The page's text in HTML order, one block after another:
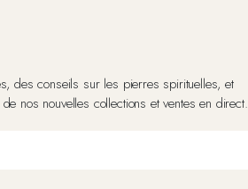
des conseils sur les pierres spirituelles, et
nos nouvelles collections et ventes en direct.